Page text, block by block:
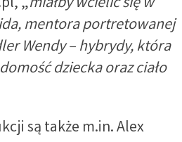
mentora portretowanej
Wendy – hybrydy, która
dziecka oraz ciało
są także m.in. Alex